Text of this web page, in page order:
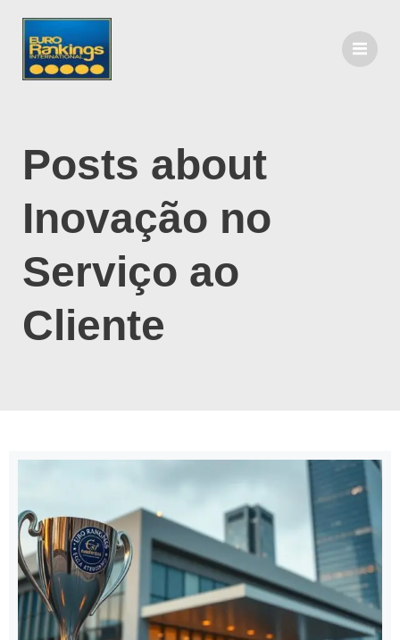
Posts about
Inovação no
Serviço ao
Cliente